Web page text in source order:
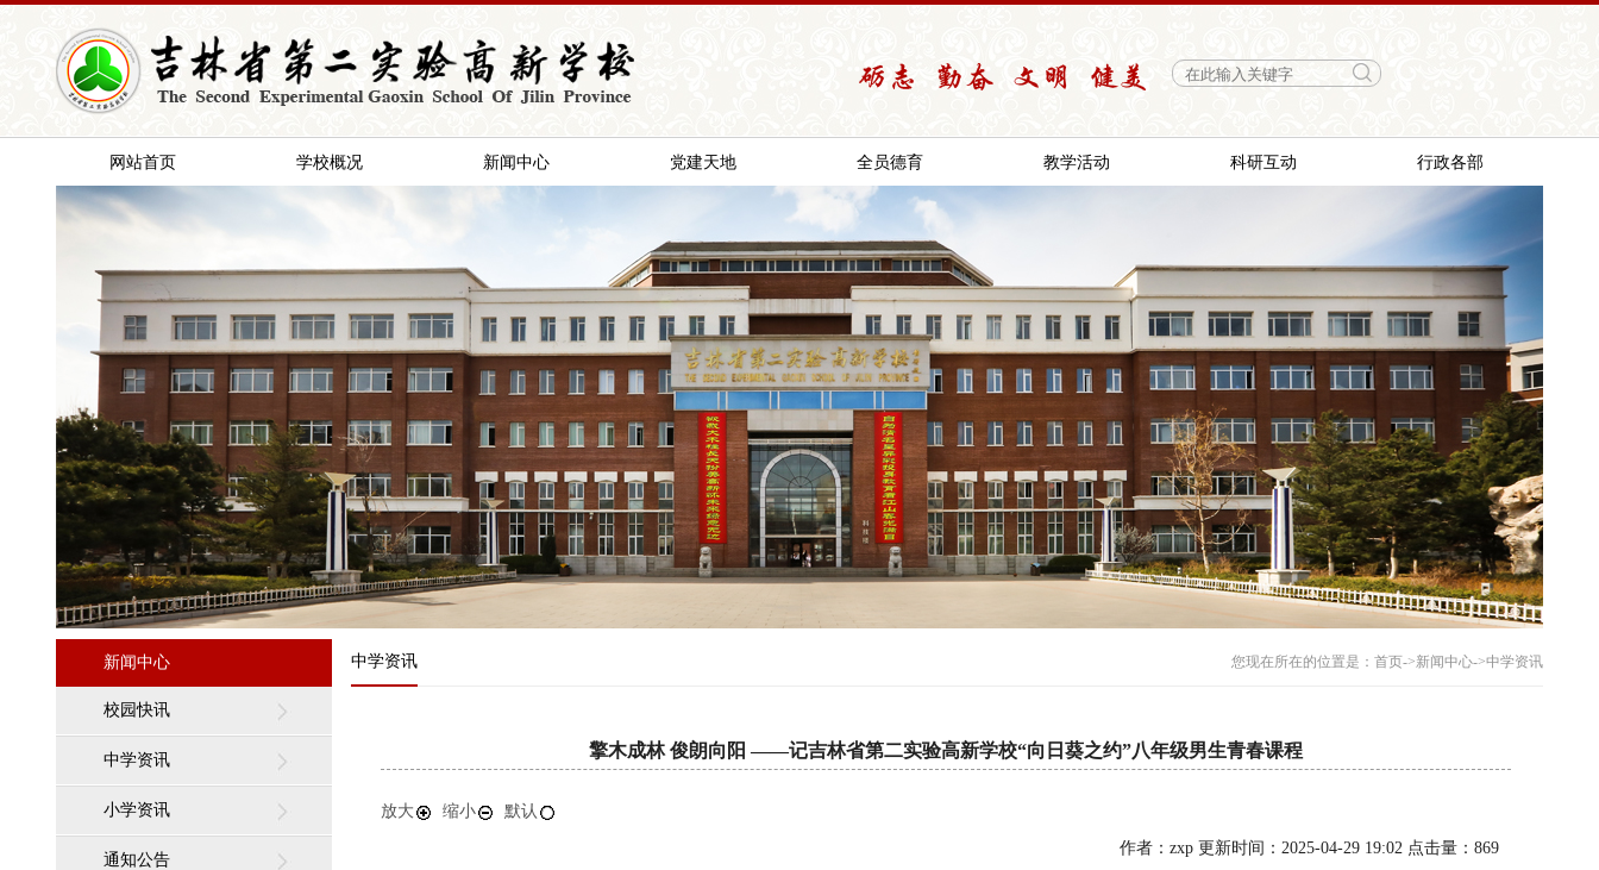
网站首页 学校概况 新闻中心 党建天地 全员德育 教学活动 科研互动 行政各部
新闻中心
校园快讯
中学资讯
小学资讯
通知公告
您现在所在的位置是： 首页->新闻中心->中学资讯
中学资讯
擎木成林 俊朗向阳 ——记吉林省第二实验高新学校“向日葵之约”八年级男生青春课程
放大 缩小 默认
作者：zxp 更新时间：2025-04-29 19:02 点击量：869